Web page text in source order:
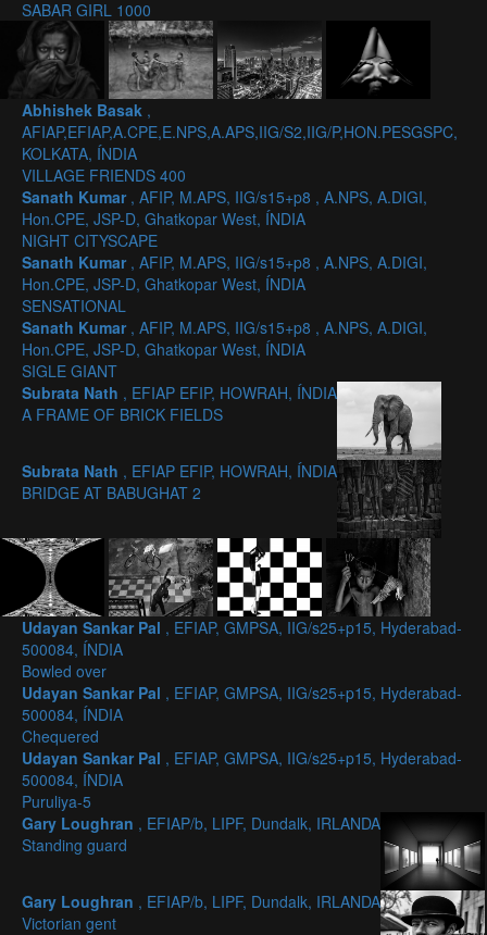
SABAR GIRL 1000
Abhishek Basak ,
AFIAP,EFIAP,A.CPE,E.NPS,A.APS,IIG/S2,IIG/P,HON.PESGSPC,
KOLKATA, ÍNDIA
VILLAGE FRIENDS 400
Sanath Kumar , AFIP, M.APS, IIG/s15+p8 , A.NPS, A.DIGI,
Hon.CPE, JSP-D, Ghatkopar West, ÍNDIA
NIGHT CITYSCAPE
Sanath Kumar , AFIP, M.APS, IIG/s15+p8 , A.NPS, A.DIGI,
Hon.CPE, JSP-D, Ghatkopar West, ÍNDIA
SENSATIONAL
Sanath Kumar , AFIP, M.APS, IIG/s15+p8 , A.NPS, A.DIGI,
Hon.CPE, JSP-D, Ghatkopar West, ÍNDIA
SIGLE GIANT
Subrata Nath , EFIAP EFIP, HOWRAH, ÍNDIA
A FRAME OF BRICK FIELDS
Subrata Nath , EFIAP EFIP, HOWRAH, ÍNDIA
BRIDGE AT BABUGHAT 2
Udayan Sankar Pal , EFIAP, GMPSA, IIG/s25+p15, Hyderabad-
500084, ÍNDIA
Bowled over
Udayan Sankar Pal , EFIAP, GMPSA, IIG/s25+p15, Hyderabad-
500084, ÍNDIA
Chequered
Udayan Sankar Pal , EFIAP, GMPSA, IIG/s25+p15, Hyderabad-
500084, ÍNDIA
Puruliya-5
Gary Loughran , EFIAP/b, LIPF, Dundalk, IRLANDA
Standing guard
Gary Loughran , EFIAP/b, LIPF, Dundalk, IRLANDA
Victorian gent